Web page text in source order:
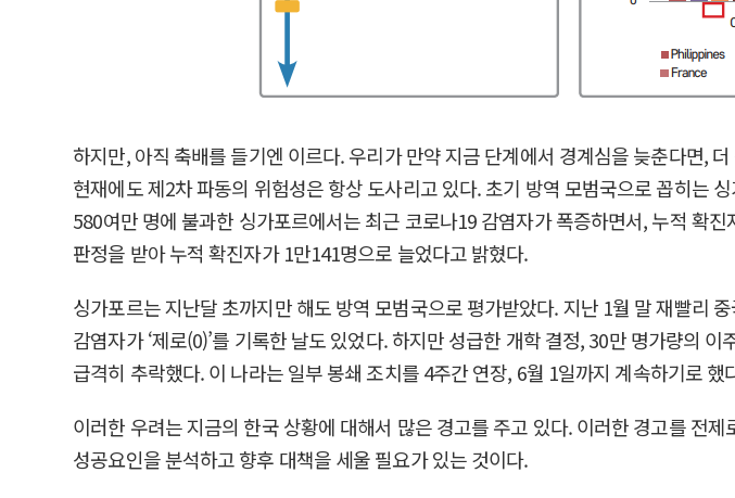
하지만, 아직 축배를 들기엔 이르다. 우리가 만약 지금 단계에서 경계심을 늦춘다면,
현재에도 제2차 파동의 위험성은 항상 도사리고 있다. 초기 방역 모범국으로 꼽히는
580여만 명에 불과한 싱가포르에서는 최근 코로나19 감염자가 폭증하면서, 누적 확
판정을 받아 누적 확진자가 1만141명으로 늘었다고 밝혔다.
싱가포르는 지난달 초까지만 해도 방역 모범국으로 평가받았다. 지난 1월 말 재빨리
감염자가 ‘제로(0)’를 기록한 날도 있었다. 하지만 성급한 개학 결정, 30만 명가량의
급격히 추락했다. 이 나라는 일부 봉쇄 조치를 4주간 연장, 6월 1일까지 계속하기로 했
이러한 우려는 지금의 한국 상황에 대해서 많은 경고를 주고 있다. 이러한 경고를 전
성공요인을 분석하고 향후 대책을 세울 필요가 있는 것이다.